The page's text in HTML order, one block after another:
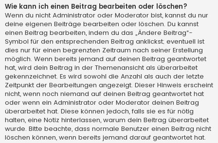
Wie kann ich einen Beitrag bearbeiten oder löschen?
Wenn du nicht Administrator oder Moderator bist, kannst du nur
deine eigenen Beiträge bearbeiten oder löschen. Du kannst
einen Beitrag bearbeiten, indem du das „Ändere Beitrag“-
Symbol für den entsprechenden Beitrag anklickst; eventuell ist
dies nur für einen begrenzten Zeitraum nach seiner Erstellung
möglich. Wenn bereits jemand auf deinen Beitrag geantwortet
hat, wird dein Beitrag in der Themenansicht als überarbeitet
gekennzeichnet. Es wird sowohl die Anzahl als auch der letzte
Zeitpunkt der Bearbeitungen angezeigt. Dieser Hinweis erscheint
nicht, wenn noch niemand auf deinen Beitrag geantwortet hat
oder wenn ein Administrator oder Moderator deinen Beitrag
überarbeitet hat. Diese können jedoch, falls sie es für nötig
halten, eine Notiz hinterlassen, warum dein Beitrag überarbeitet
wurde. Bitte beachte, dass normale Benutzer einen Beitrag nicht
löschen können, wenn bereits jemand darauf geantwortet hat.